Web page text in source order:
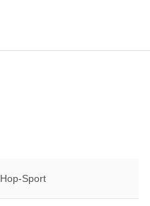
Hop-Sport